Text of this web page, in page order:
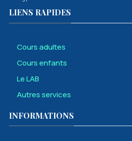
LIENS RAPIDES
Cours adultes
Cours enfants
Le LAB
Autres services
INFORMATIONS